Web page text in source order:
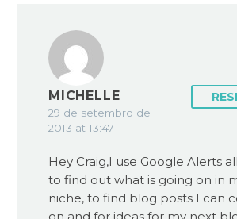
MICHELLE
29 de setembro de
2013 at 13:47
Hey Craig,I use Google Alerts
to find out what is going on in
niche, to find blog posts I can